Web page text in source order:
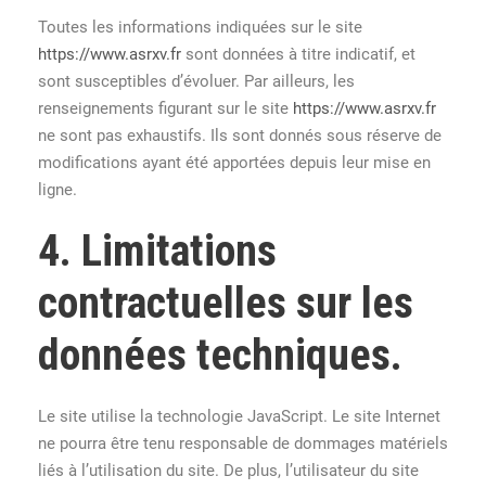
Toutes les informations indiquées sur le site
https://www.asrxv.fr sont données à titre indicatif, et
sont susceptibles d’évoluer. Par ailleurs, les
renseignements figurant sur le site https://www.asrxv.fr
ne sont pas exhaustifs. Ils sont donnés sous réserve de
modifications ayant été apportées depuis leur mise en
ligne.
4. Limitations
contractuelles sur les
données techniques.
Le site utilise la technologie JavaScript. Le site Internet
ne pourra être tenu responsable de dommages matériels
liés à l’utilisation du site. De plus, l’utilisateur du site